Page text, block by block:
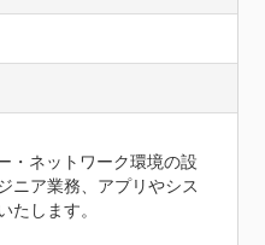
・ネットワーク環境の設
ニア業務、アプリやシス
たします。